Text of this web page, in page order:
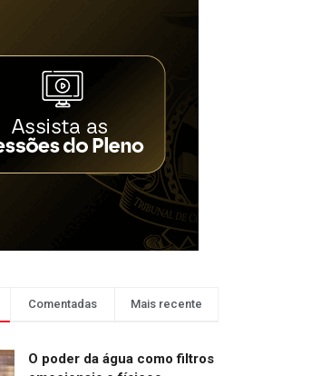
Comentadas Mais recente
O poder da água como filtros